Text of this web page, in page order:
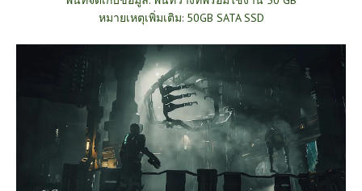
หมายเหตุเพิ่มเติม: 50GB SATA SSD